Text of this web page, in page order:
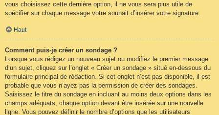
vous choisissez cette dernière option, il ne vous sera plus utile de
spécifier sur chaque message votre souhait d’insérer votre signature.
Haut
Comment puis-je créer un sondage ?
Lorsque vous rédigez un nouveau sujet ou modifiez le premier message
d’un sujet, cliquez sur l’onglet « Créer un sondage » situé en-dessous du
formulaire principal de rédaction. Si cet onglet n’est pas disponible, il est
probable que vous n’ayez pas la permission de créer des sondages.
Saisissez le titre du sondage en incluant au moins deux options dans les
champs adéquats, chaque option devant être insérée sur une nouvelle
ligne. Vous pouvez définir le nombre d’options que les utilisateurs